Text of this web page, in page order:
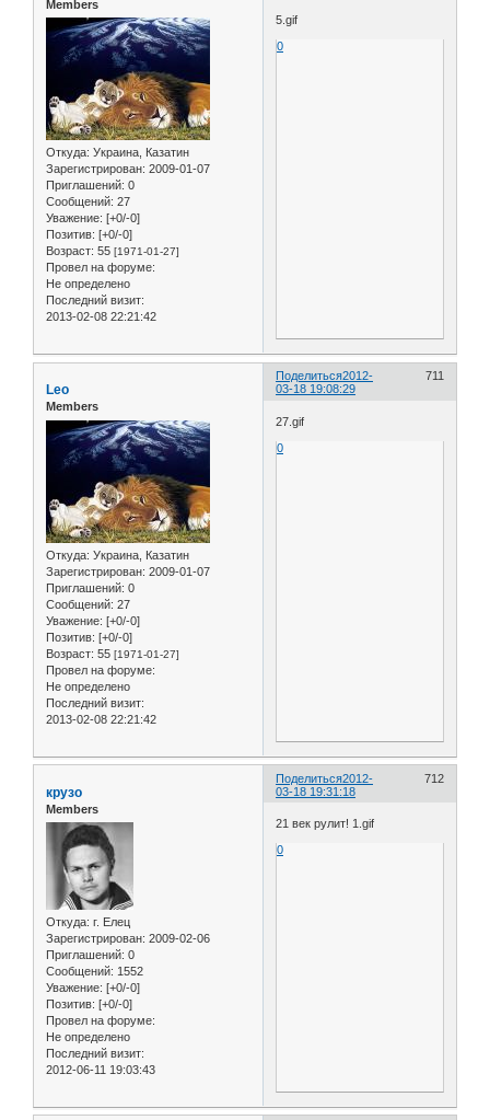
Members
Откуда: Украина, Казатин
Зарегистрирован: 2009-01-07
Приглашений: 0
Сообщений: 27
Уважение: [+0/-0]
Позитив: [+0/-0]
Возраст: 55 [1971-01-27]
Провел на форуме:
Не определено
Последний визит:
2013-02-08 22:21:42
5.gif
0
Поделиться 711
2012-
03-18 19:08:29
Leo
Members
Откуда: Украина, Казатин
Зарегистрирован: 2009-01-07
Приглашений: 0
Сообщений: 27
Уважение: [+0/-0]
Позитив: [+0/-0]
Возраст: 55 [1971-01-27]
Провел на форуме:
Не определено
Последний визит:
2013-02-08 22:21:42
27.gif
0
Поделиться 712
2012-
03-18 19:31:18
крузо
Members
Откуда: г. Елец
Зарегистрирован: 2009-02-06
Приглашений: 0
Сообщений: 1552
Уважение: [+0/-0]
Позитив: [+0/-0]
Провел на форуме:
Не определено
Последний визит:
2012-06-11 19:03:43
21 век рулит! 1.gif
0